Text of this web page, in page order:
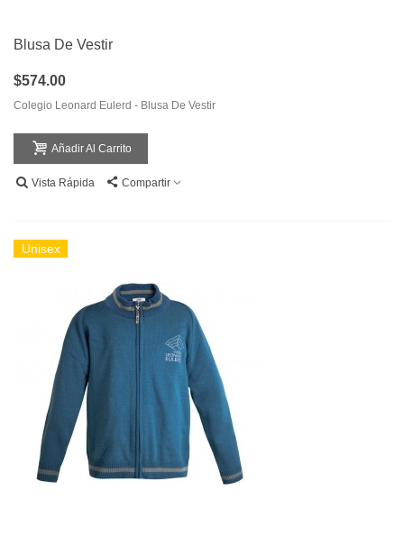
Blusa De Vestir
$574.00
Colegio Leonard Eulerd - Blusa De Vestir
Añadir Al Carrito
Vista Rápida Compartir
Unisex